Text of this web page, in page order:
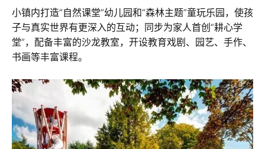
小镇内打造“自然课堂”幼儿园和“森林主题”童玩乐园，使孩
子与真实世界有更深入的互动；同步为家人首创“耕心学
堂”，配备丰富的沙龙教室，开设教育戏剧、园艺、手作、
书画等丰富课程。